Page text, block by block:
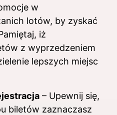
w
lotów, by zyskać
iż
z wyprzedzeniem
lepszych miejsc
– Upewnij się,
biletów zaznaczasz